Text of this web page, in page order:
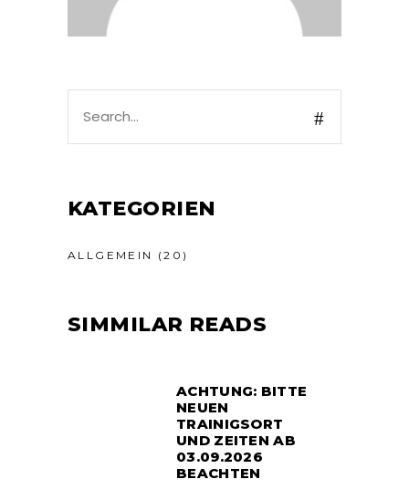
for:
KATEGORIEN
ALLGEMEIN (20)
SIMMILAR READS
ACHTUNG: BITTE
NEUEN
TRAINIGSORT
UND ZEITEN AB
03.09.2026
BEACHTEN